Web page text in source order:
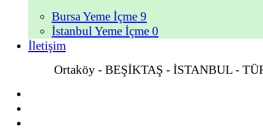
Bursa Yeme İçme 9
İstanbul Yeme İçme 0
İletişim
Ortaköy - BEŞİKTAŞ - İSTANBUL -